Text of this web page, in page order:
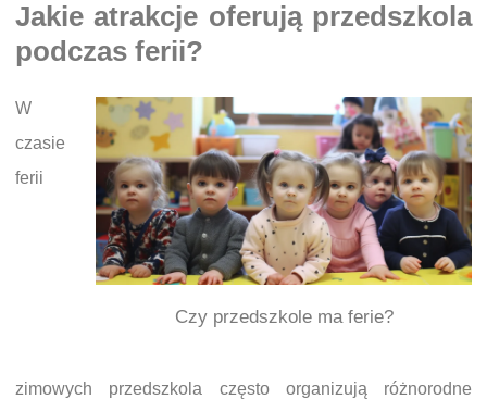
Jakie atrakcje oferują przedszkola
podczas ferii?
Czy przedszkole ma ferie?
W
czasie
ferii
zimowych przedszkola często organizują różnorodne